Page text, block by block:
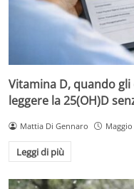
Vitamina D, quando
leggere la 25(OH)D
Mattia Di Gennaro Maggio
Leggi di più